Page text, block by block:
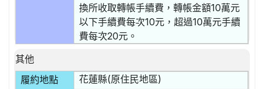
換所收取轉帳手續費，轉帳金額10萬元
以下手續費每次10元，超過10萬元手續
費每次20元。
其他
履約地點
花蓮縣(原住民地區)